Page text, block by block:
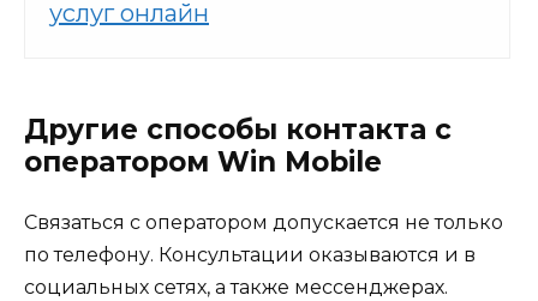
услуг онлайн
Другие способы контакта с
оператором Win Mobile
Связаться с оператором допускается не только
по телефону. Консультации оказываются и в
социальных сетях, а также мессенджерах.